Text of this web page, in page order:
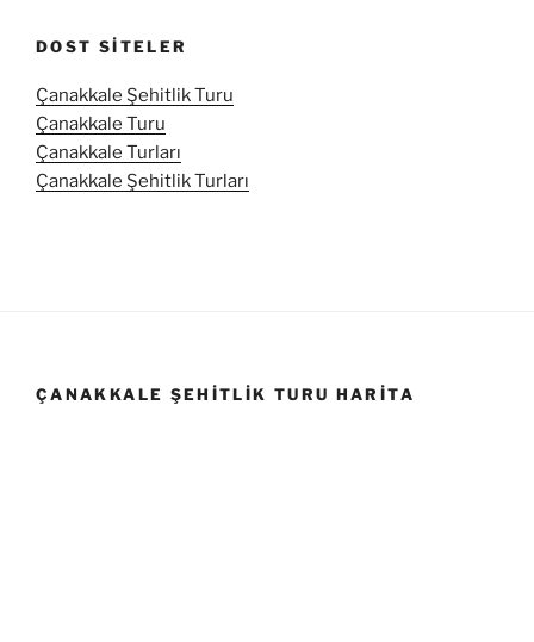
DOST SITELER
Çanakkale Şehitlik Turu
Çanakkale Turu
Çanakkale Turları
Çanakkale Şehitlik Turları
ÇANAKKALE ŞEHITLIK TURU HARITA